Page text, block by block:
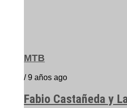
MTB
/ 9 años ago
Fabio Castañeda y